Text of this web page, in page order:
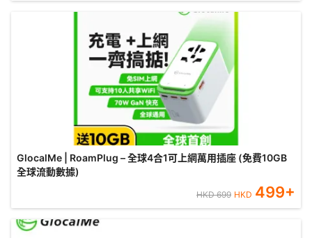
GlocalMe | RoamPlug – 全球4合1可上網萬用插座 (免費10GB
全球流動數據)
HKD699 HKD 499+